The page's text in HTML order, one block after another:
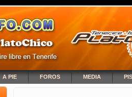
A PIE FOROS MEDIA